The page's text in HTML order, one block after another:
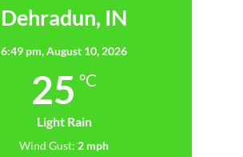
Dehradun, IN
6:49 pm,August 10, 2026
25 °C
Light Rain
Wind Gust: 2 mph